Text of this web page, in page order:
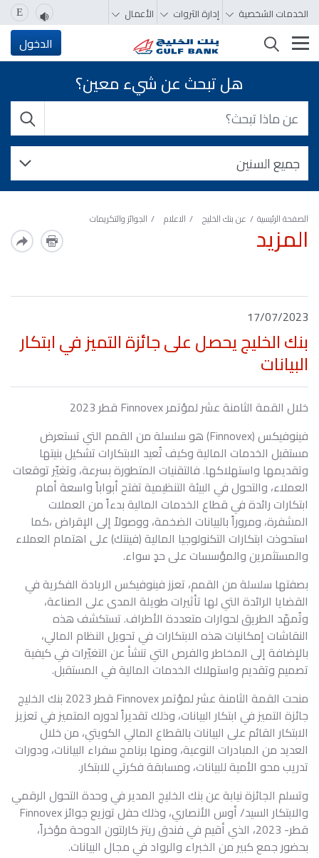
الخدمات الشخصية إدارة الثروات الأعمال E
تغيير التصفّح الدخول
هل تبحث عن شيء معين؟
الصفحة الرئيسية عن بنك الخليج الاعلام الجوائز والتكريمات
المزيد
17/07/2023
بنك الخليج يحصل على جائزة التميز في ابتكار
البيانات
خلال القمة الثامنة عشر لمؤتمر Finnovex قطر 2023
فينوفيكس (Finnovex) هو سلسلة من القمم التي تستعرض
مستقبل الخدمات المالية وكيف تُعيد الابتكارات تشكيل بنيتها
وتقديمها واستهلاكها. فالتقنيات المتطورة بسرعة، وتغيّر توقعات
العملاء، والتحول في البيئة التنظيمية تفتح أبواباً واسعة أمام
ابتكارات رائدة في قطاع الخدمات المالية بدءاً من العملات
المشفرة، ومروراً بالبيانات الضخمة، ووصولاً إلى الإقراض ،كما
استحوذت ابتكارات التكنولوجيا المالية (فينتك) على اهتمام العملاء
والمستثمرين والمؤسسات على حدٍ سواء.
بصفتها سلسلة من القمم، تعزز فينوفيكس الريادة الفكرية في
القضايا الرائدة التي لها تأثيرات طويلة المدى على الصناعة،
وتُمهّد الطريق لحوارات متعددة الأطراف. تستكشف هذه
النقاشات إمكانيات هذه الابتكارات في تحويل النظام المالي،
بالإضافة إلى المخاطر والفرص التي تنشأ عن التغيّرات في كيفية
تصميم وتقديم واستهلاك الخدمات المالية في المستقبل.
منحت القمة الثامنة عشر لمؤتمر Finnovex قطر 2023 بنك الخليج
جائزة التميز في ابتكار البيانات، وذلك تقديراً لدوره المتميز في تعزيز
الابتكار القائم على البيانات بالقطاع المالي الكويتي، من خلال
العديد من المبادرات النوعية، ومنها برنامج سفراء البيانات، ودورات
تدريب محو الأمية للبيانات، ومسابقة فكرتي للابتكار.
وتسلم الجائزة نيابة عن بنك الخليج المدير في وحدة التحول الرقمي
والابتكار السيد/ أوس الأنصاري، وذلك حفل توزيع جوائز Finnovex
قطر- 2023، الذي أقيم في فندق ريتز كارلتون الدوحة مؤخراً،
بحضور جمع كبير من الخبراء والرواد في مجال البيانات.